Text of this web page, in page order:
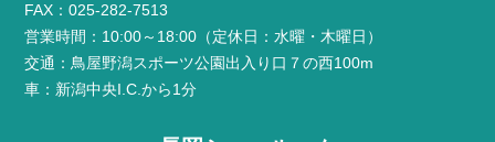
FAX：025-282-7513
営業時間：10:00～18:00（定休日：水曜・木曜日）
交通：鳥屋野潟スポーツ公園出入り口７の西100m
車：新潟中央I.C.から1分